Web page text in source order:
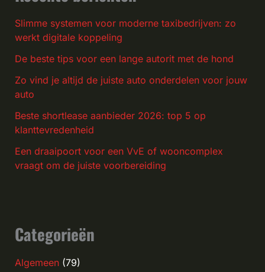
Slimme systemen voor moderne taxibedrijven: zo
werkt digitale koppeling
De beste tips voor een lange autorit met de hond
Zo vind je altijd de juiste auto onderdelen voor jouw
auto
Beste shortlease aanbieder 2026: top 5 op
klanttevredenheid
Een draaipoort voor een VvE of wooncomplex
vraagt om de juiste voorbereiding
Categorieën
Algemeen(79)